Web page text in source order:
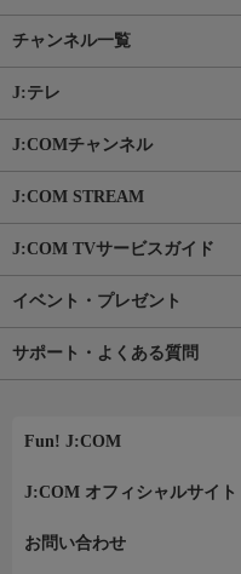
チャンネル一覧
J:テレ
J:COMチャンネル
J:COM STREAM
J:COM TVサービスガイド
イベント・プレゼント
サポート・よくある質問
Fun! J:COM
J:COM オフィシャルサイト
お問い合わせ